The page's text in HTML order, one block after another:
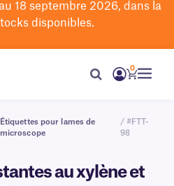
18 septembre 2026, dans la
disponibles.
0
Étiquettes pour lames de
microscope
/ #FTT-
98
au xylène et